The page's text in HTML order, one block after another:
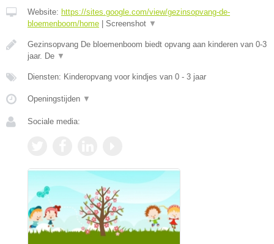
Website: https://sites.google.com/view/gezinsopvang-de-
bloemenboom/home
Screenshot ▼
Gezinsopvang De bloemenboom biedt opvang aan kinderen van 0-3
jaar. De ▼
Diensten: Kinderopvang voor kindjes van 0 - 3 jaar
Openingstijden ▼
Sociale media: